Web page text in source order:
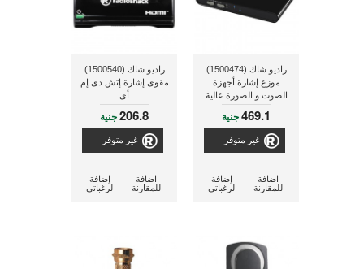
راديو شاك (1500474)
موزع إشارة أجهزة
الصوت و الصورة عالية
الجودة HD
469.1جنية
غير متوفر
إضافة
لرغباتي
اضافة
للمقارنة
راديو شاك (1500540)
مقوى إشارة إتش دى إم
أى
206.8جنية
غير متوفر
إضافة
لرغباتي
اضافة
للمقارنة